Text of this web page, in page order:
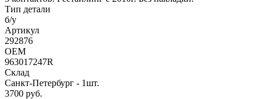
Тип детали
б/у
Артикул
292876
OEM
963017247R
Склад
Санкт-Петербург - 1шт.
3700 руб.